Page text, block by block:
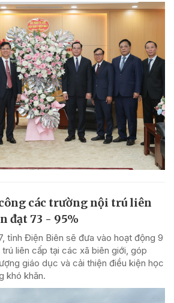
các trường nội trú liên
đạt 73 - 95%
tỉnh Điện Biên sẽ đưa vào hoạt động 9
liên cấp tại các xã biên giới, góp
giáo dục và cải thiện điều kiện học
khó khăn.